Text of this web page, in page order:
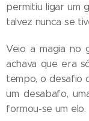
permitiu ligar um
talvez nunca se
Veio a magia no
achava que era
tempo, o desafio
um desabafo,
formou-se um elo.